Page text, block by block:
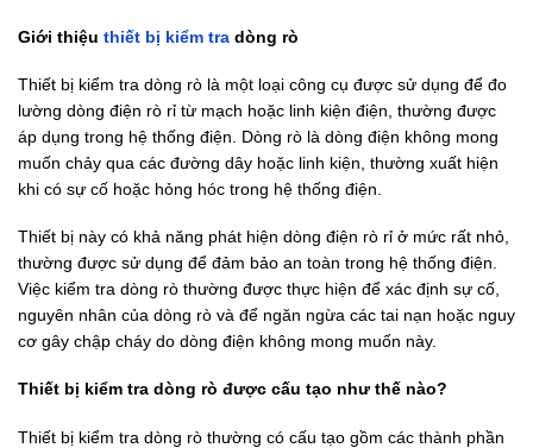
Giới thiệu thiết bị kiểm tra dòng rò
Thiết bị kiểm tra dòng rò là một loại công cụ được sử dụng để đo
lường dòng điện rò rỉ từ mạch hoặc linh kiện điện, thường được
áp dụng trong hệ thống điện. Dòng rò là dòng điện không mong
muốn chảy qua các đường dây hoặc linh kiện, thường xuất hiện
khi có sự cố hoặc hỏng hóc trong hệ thống điện.
Thiết bị này có khả năng phát hiện dòng điện rò rỉ ở mức rất nhỏ,
thường được sử dụng để đảm bảo an toàn trong hệ thống điện.
Việc kiểm tra dòng rò thường được thực hiện để xác định sự cố,
nguyên nhân của dòng rò và để ngăn ngừa các tai nạn hoặc nguy
cơ gây chập cháy do dòng điện không mong muốn này.
Thiết bị kiểm tra dòng rò được cấu tạo như thế nào?
Thiết bị kiểm tra dòng rò thường có cấu tạo gồm các thành phần